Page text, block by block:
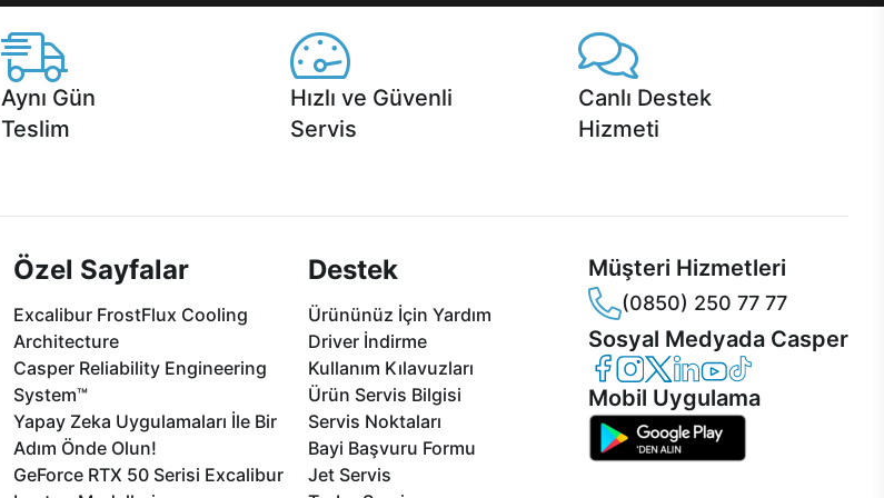
Aynı Gün
Teslim
Hızlı ve Güvenli
Servis
Canlı Destek
Hizmeti
Özel Sayfalar
Excalibur FrostFlux Cooling
Architecture
Casper Reliability Engineering
System™
Yapay Zeka Uygulamaları İle Bir
Adım Önde Olun!
GeForce RTX 50 Serisi Excalibur
Destek
Ürününüz İçin Yardım
Driver İndirme
Kullanım Kılavuzları
Ürün Servis Bilgisi
Servis Noktaları
Bayi Başvuru Formu
Jet Servis
Müşteri Hizmetleri
(0850) 250 77 77
Sosyal Medyada Casper
Casper Facebook
Casper Instagram
Casper Twitter
Casper LinkedIn
Casper YouTube
Casper TikTok
Mobil Uygulama